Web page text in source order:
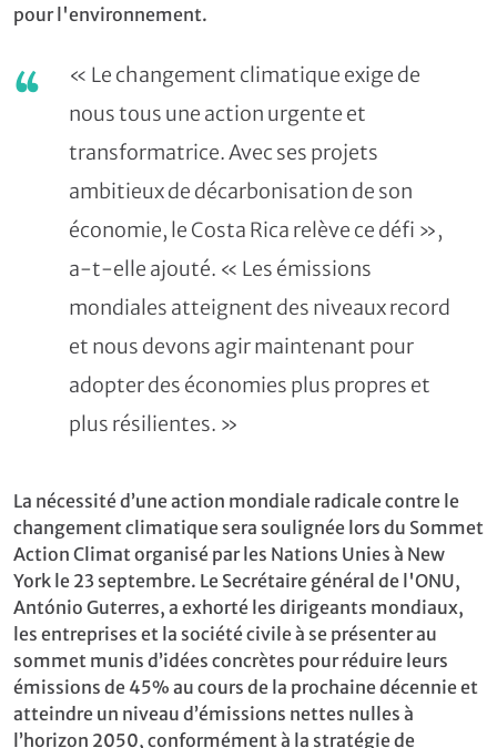
pour l'environnement.
« Le changement climatique exige de
nous tous une action urgente et
transformatrice. Avec ses projets
ambitieux de décarbonisation de son
économie, le Costa Rica relève ce défi »,
a-t-elle ajouté. « Les émissions
mondiales atteignent des niveaux record
et nous devons agir maintenant pour
adopter des économies plus propres et
plus résilientes. »
La nécessité d’une action mondiale radicale contre le
changement climatique sera soulignée lors du Sommet
Action Climat organisé par les Nations Unies à New
York le 23 septembre. Le Secrétaire général de l'ONU,
António Guterres, a exhorté les dirigeants mondiaux,
les entreprises et la société civile à se présenter au
sommet munis d’idées concrètes pour réduire leurs
émissions de 45% au cours de la prochaine décennie et
atteindre un niveau d’émissions nettes nulles à
l’horizon 2050, conformément à la stratégie de